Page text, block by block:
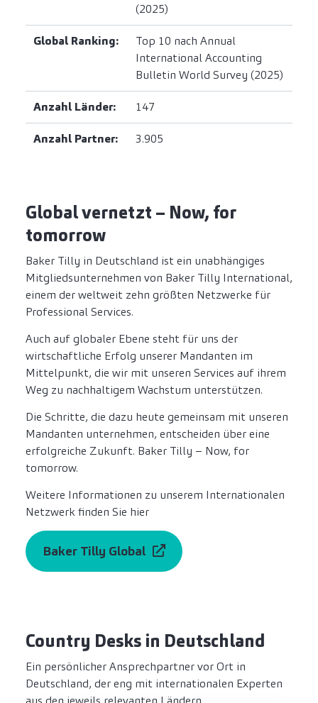
(2025)
Global Ranking:
Top 10 nach Annual
International Accounting
Bulletin World Survey (2025)
Anzahl Länder: 147
Anzahl Partner: 3.905
Global vernetzt – Now, for
tomorrow
Baker Tilly in Deutschland ist ein unabhängiges
Mitgliedsunternehmen von Baker Tilly International,
einem der weltweit zehn größten Netzwerke für
Professional Services.
Auch auf globaler Ebene steht für uns der
wirtschaftliche Erfolg unserer Mandanten im
Mittelpunkt, die wir mit unseren Services auf ihrem
Weg zu nachhaltigem Wachstum unterstützen.
Die Schritte, die dazu heute gemeinsam mit unseren
Mandanten unternehmen, entscheiden über eine
erfolgreiche Zukunft. Baker Tilly – Now, for
tomorrow.
Weitere Informationen zu unserem Internationalen
Netzwerk finden Sie hier
Baker Tilly Global
Country Desks in Deutschland
Ein persönlicher Ansprechpartner vor Ort in
Deutschland, der eng mit internationalen Experten